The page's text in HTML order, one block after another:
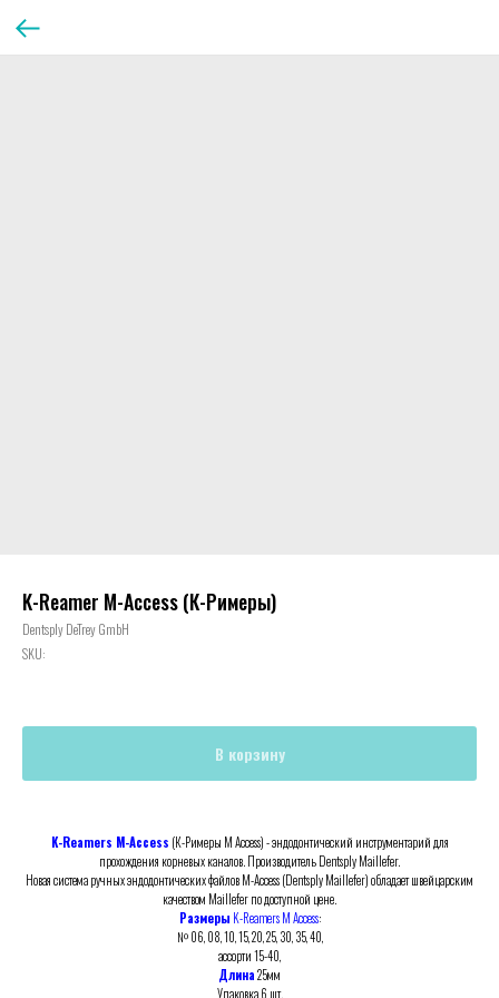
K-Reamer M-Access (К-Римеры)
Dentsply DeTrey GmbH
SKU:
В корзину
K-Reamers M-Access (К-Римеры M Access) - эндодонтический инструментарий для
прохождения корневых каналов. Производитель Dentsply Maillefer.
Новая система ручных эндодонтических файлов M-Access (Dentsply Maillefer) обладает швейцарским
качеством Maillefer по доступной цене.
Размеры K-Reamers M Access:
№ 06, 08, 10, 15, 20, 25, 30, 35, 40,
ассорти 15-40,
Длина25мм
Упаковка 6 шт.